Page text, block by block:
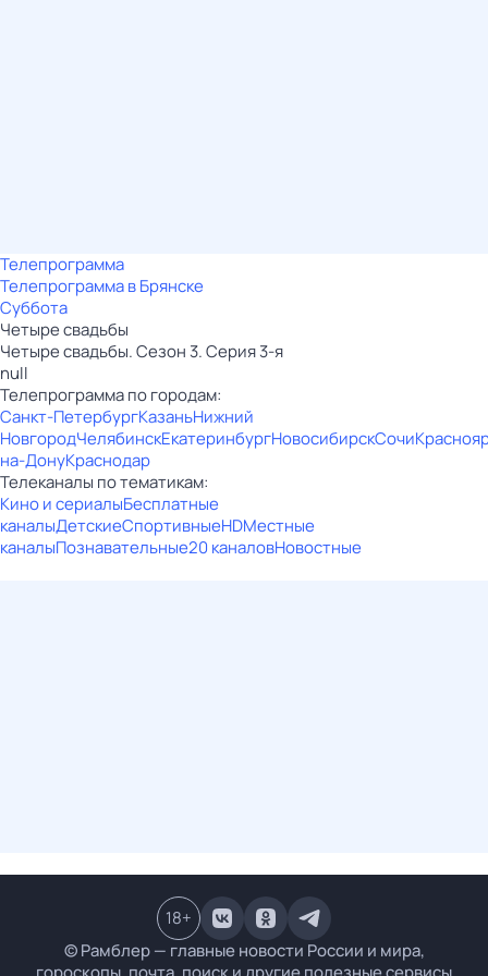
Телепрограмма
Телепрограмма в Брянске
Суббота
Четыре свадьбы
Четыре свадьбы. Сезон 3. Серия 3-я
null
Телепрограмма по городам:
Санкт-ПетербургКазаньНижний
НовгородЧелябинскЕкатеринбургНовосибирскСочи
на-ДонуКраснодар
Телеканалы по тематикам:
Кино и сериалыБесплатные
каналыДетскиеСпортивныеHDМестные
каналыПознавательные20 каналовНовостные
© Рамблер — главные новости России и мира,
18+